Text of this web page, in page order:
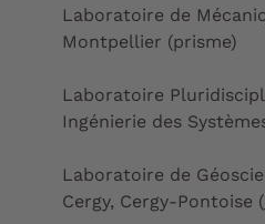
Laboratoire de
Montpellier (prisme)
Laboratoire
Ingénierie des
Laboratoire de
Cergy, Cergy-Pontoise (